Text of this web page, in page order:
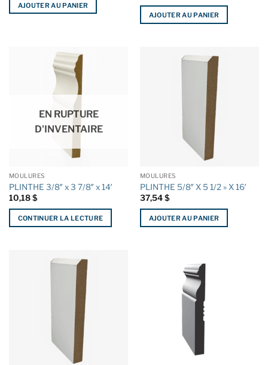
AJOUTER AU PANIER
AJOUTER AU PANIER
EN RUPTURE
D'INVENTAIRE
MOULURES
PLINTHE 3/8″ x 3 7/8″ x 14′
10,18$
CONTINUER LA LECTURE
MOULURES
PLINTHE 5/8″ X 5 1/2 » X 16′
37,54$
AJOUTER AU PANIER